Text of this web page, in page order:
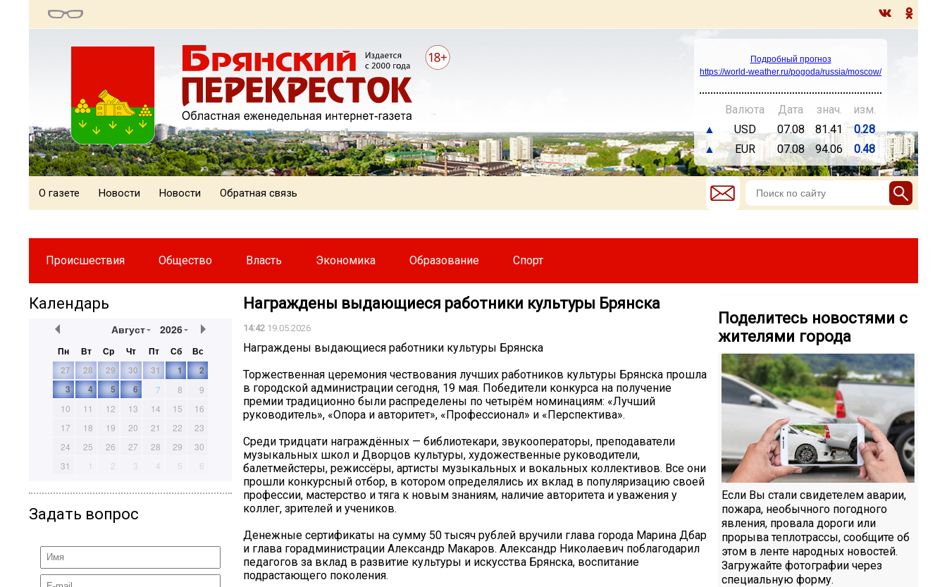
Подробный прогноз
https://world-weather.ru/pogoda/russia/moscow/
Валюта Дата знач.
изм.
▲
USD 07.08 81.41
0.28
▲
EUR 07.08 94.06 0.48
О газете Новости Новости Обратная связь
Происшествия Общество Власть Экономика Образование Спорт
Календарь
Август 2026
Пн Вт Ср Чт Пт Сб
Вс
27
28 29 30 31 1
2
3
4 5 6 7 8
9
10
11 12 13 14 15
16
17
18 19 20 21 22
23
24
25 26 27 28 29
30
31
1 2 3 4 5 6
Задать вопрос
Награждены выдающиеся работники культуры Брянска
14:42 19.05.2026
Награждены выдающиеся работники культуры Брянска
Торжественная церемония чествования лучших работников культуры Брянска прошла
в городской администрации сегодня, 19 мая. Победители конкурса на получение
премии традиционно были распределены по четырём номинациям: «Лучший
руководитель», «Опора и авторитет», «Профессионал» и «Перспектива».
Среди тридцати награждённых — библиотекари, звукооператоры, преподаватели
музыкальных школ и Дворцов культуры, художественные руководители,
балетмейстеры, режиссёры, артисты музыкальных и вокальных коллективов. Все они
прошли конкурсный отбор, в котором определялись их вклад в популяризацию своей
профессии, мастерство и тяга к новым знаниям, наличие авторитета и уважения у
коллег, зрителей и учеников.
Денежные сертификаты на сумму 50 тысяч рублей вручили глава города Марина Дбар
и глава горадминистрации Александр Макаров. Александр Николаевич поблагодарил
педагогов за вклад в развитие культуры и искусства Брянска, воспитание
подрастающего поколения.
Поделитесь новостями с
жителями города
Если Вы стали свидетелем аварии,
пожара, необычного погодного
явления, провала дороги или
прорыва теплотрассы, сообщите об
этом в ленте народных новостей.
Загружайте фотографии через
специальную форму.